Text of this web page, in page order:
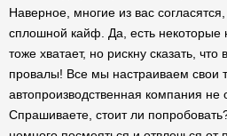
Наверное, многие из вас
сплошной кайф. Да, есть некоторые
тоже хватает, но рискну сказать,
провалы! Все мы настраиваем свои
автопроизводственная компания не
Спрашиваете, стоит ли